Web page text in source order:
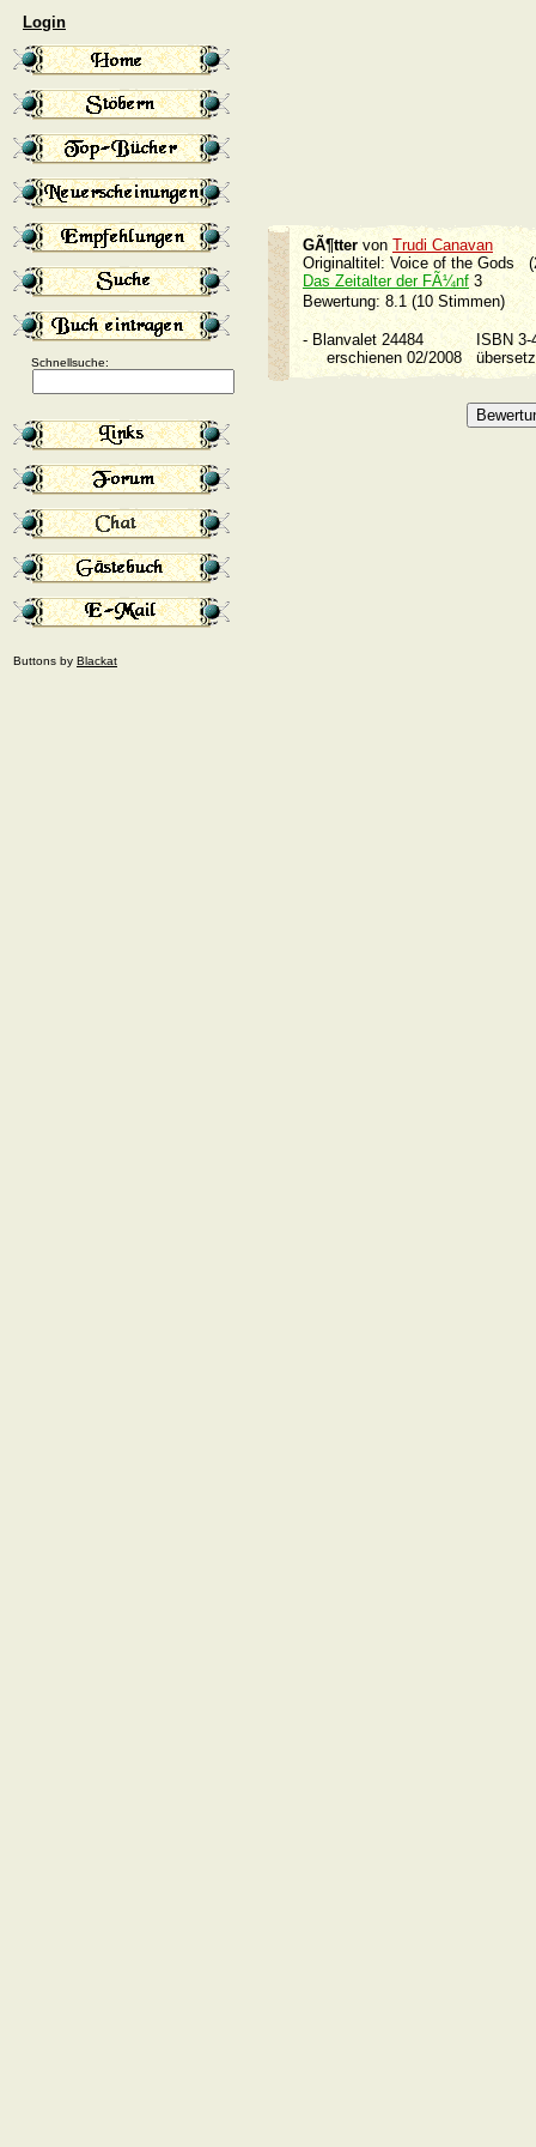
Login
Schnellsuche:
Buttons by Blackat
GÃ¶tter vonTrudi Canavan
Originaltitel: Voice of the Gods
Das Zeitalter der FÃ¼nf 3
Bewertung: 8.1 (10 Stimmen)
- Blanvalet 24484
ISBN
erschienen 02/2008